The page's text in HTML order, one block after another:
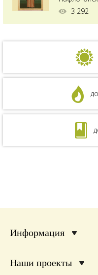
года):Мы с
на
3 292
Информация
Наши проекты